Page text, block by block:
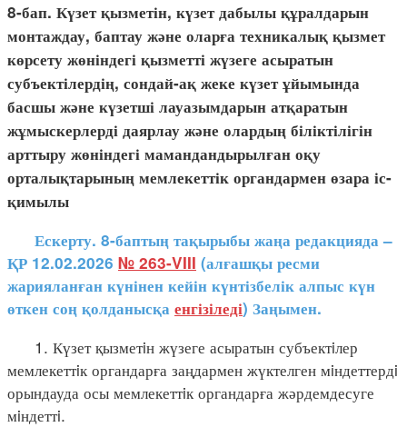
8-бап. Күзет қызметін, күзет дабылы құралдарын
монтаждау, баптау және оларға техникалық қызмет
көрсету жөніндегі қызметті жүзеге асыратын
субъектілердің, сондай-ақ жеке күзет ұйымында
басшы және күзетші лауазымдарын атқаратын
жұмыскерлерді даярлау және олардың біліктілігін
арттыру жөніндегі мамандандырылған оқу
орталықтарының мемлекеттік органдармен өзара іс-
қимылы
Ескерту. 8-баптың тақырыбы жаңа редакцияда –
ҚР 12.02.2026 № 263-VIII (алғашқы ресми
жарияланған күнінен кейін күнтізбелік алпыс күн
өткен соң қолданысқа енгізіледі) Заңымен.
1. Күзет қызметiн жүзеге асыратын субъектiлер
мемлекеттiк органдарға заңдармен жүктелген мiндеттердi
орындауда осы мемлекеттiк органдарға жәрдемдесуге
мiндеттi.